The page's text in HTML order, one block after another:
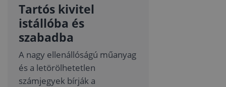
Tartós kivitel
istállóba és
szabadba
A nagy ellenállóságú műanyag
és a letörölhetetlen
számjegyek bírják a